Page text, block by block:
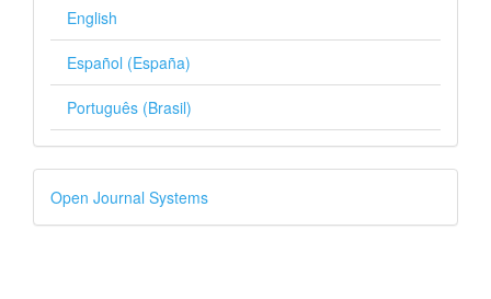
English
Español (España)
Português (Brasil)
Desenvolvido
por
Open Journal Systems